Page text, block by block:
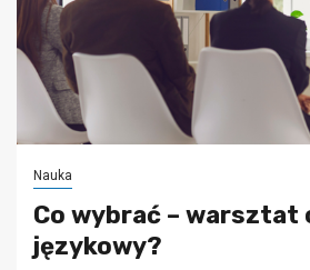
Nauka
Co wybrać – warsztat
językowy?